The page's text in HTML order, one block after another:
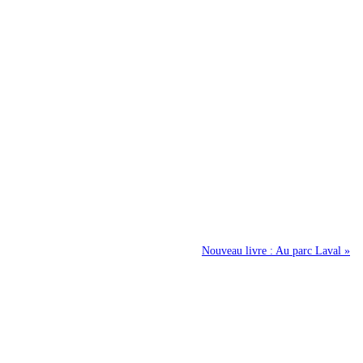
Nouveau livre : Au parc Laval »